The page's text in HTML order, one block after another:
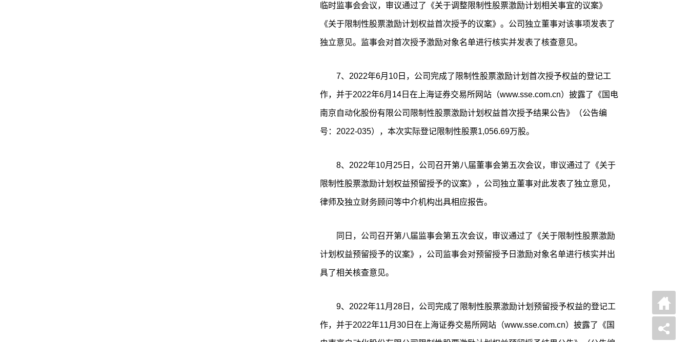
临时监事会会议，审议通过了《关于调整限制性股票激励计划相关事宜的议案》
《关于限制性股票激励计划权益首次授予的议案》。公司独立董事对该事项发表了
独立意见。监事会对首次授予激励对象名单进行核实并发表了核查意见。
7、2022年6月10日，公司完成了限制性股票激励计划首次授予权益的登记工
作，并于2022年6月14日在上海证券交易所网站（www.sse.com.cn）披露了《国电
南京自动化股份有限公司限制性股票激励计划权益首次授予结果公告》（公告编
号：2022-035），本次实际登记限制性股票1,056.69万股。
8、2022年10月25日，公司召开第八届董事会第五次会议，审议通过了《关于
限制性股票激励计划权益预留授予的议案》，公司独立董事对此发表了独立意见，
律师及独立财务顾问等中介机构出具相应报告。
同日，公司召开第八届监事会第五次会议，审议通过了《关于限制性股票激励
计划权益预留授予的议案》，公司监事会对预留授予日激励对象名单进行核实并出
具了相关核查意见。
9、2022年11月28日，公司完成了限制性股票激励计划预留授予权益的登记工
作，并于2022年11月30日在上海证券交易所网站（www.sse.com.cn）披露了《国